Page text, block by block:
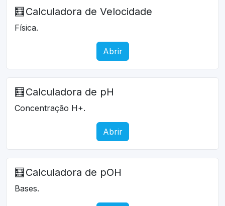
🧮 Calculadora de Velocidade
Física.
Abrir
🧮 Calculadora de pH
Concentração H+.
Abrir
🧮 Calculadora de pOH
Bases.